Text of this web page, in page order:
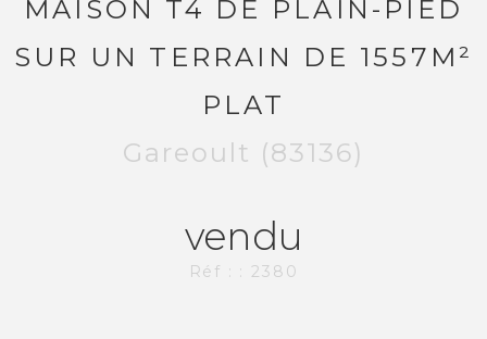
MAISON T4 DE PLAIN-PIED
SUR UN TERRAIN DE 1557M²
PLAT
Gareoult (83136)
vendu
Réf : : 2380